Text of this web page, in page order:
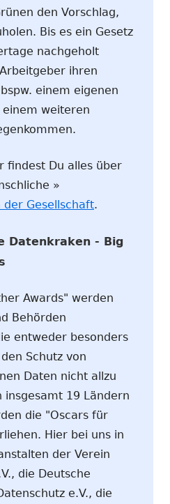
den Vorschlag,
Bis es ein Gesetz
nachgeholt
ihren
einem eigenen
weiteren
findest Du alles über
»
Gesellschaft.
Datenkraken - Big
Awards" werden
Behörden
entweder besonders
Schutz von
Daten nicht allzu
insgesamt 19 Ländern
die "Oscars für
Hier bei uns in
der Verein
die Deutsche
e.V., die